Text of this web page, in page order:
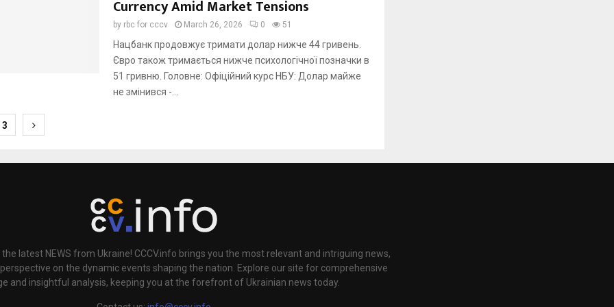
Currency Amid Market Tensions
by rbc for cccv March 26, 2026 0 51
Нацбанк продовжує тримати долар нижче 44 гривень.
Євро також тримається нижче психологічної позначки в
51 гривню. Головне: Офіційний курс НБУ: Долар майже
не змінився -...
3
latest NEWS from Ukraine! CCCV.info brings you the most relevant and intriguing news,
on the dynamic events shaping the nation. Explore our site for comprehensive
and insightful analysis, keeping you at the forefront of Ukrainian news today.